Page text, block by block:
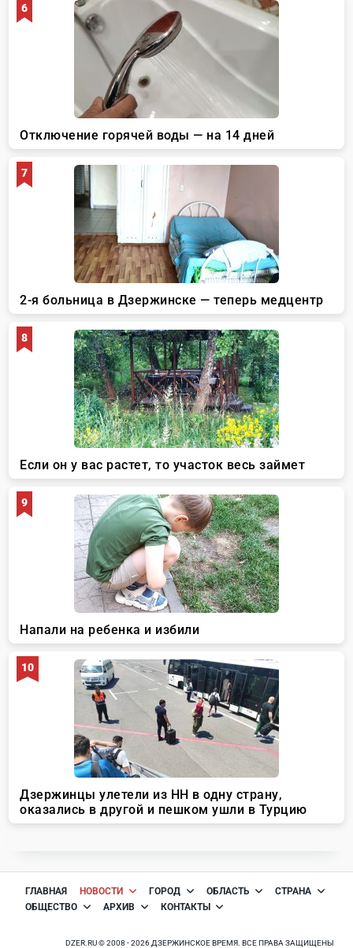
ГЛАВНАЯ НОВОСТИ ГОРОД ОБЛАСТЬ
СТРАНА
ОБЩЕСТВО
АРХИВ КОНТАКТЫ
DZER.RU © 2008 - 2026 ДЗЕРЖИНСКОЕ ВРЕМЯ. ВСЕ ПРАВА ЗАЩИЩЕНЫ